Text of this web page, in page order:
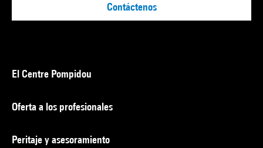
Contáctenos
El Centre Pompidou
Oferta a los profesionales
Peritaje y asesoramiento